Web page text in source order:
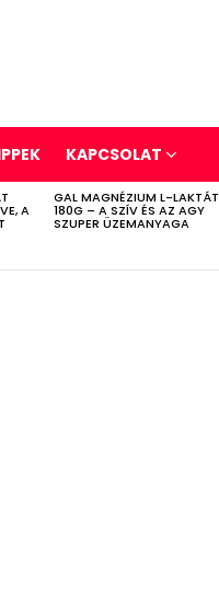
KAPCSOLAT
A
GAL MAGNÉZIUM L-LAKTÁT
180G – A SZÍV ÉS AZ AGY
SZUPER ÜZEMANYAGA